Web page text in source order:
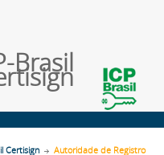
Brasil
Certisign Autoridade de Registro